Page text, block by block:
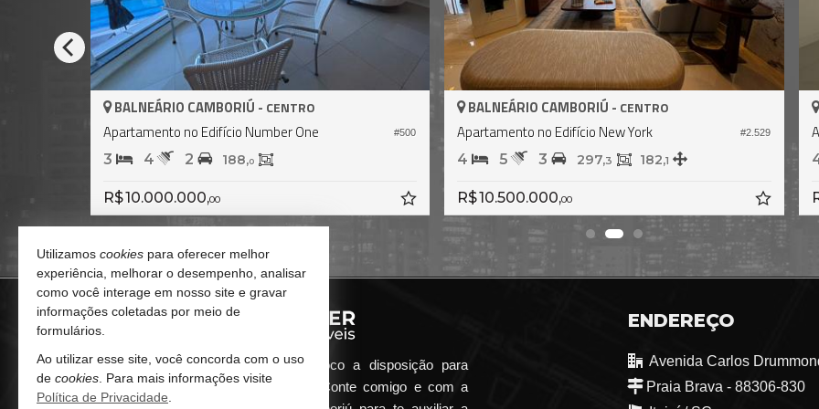
BALNEÁRIO CAMBORIÚ -CENTRO
Apartamento no Edifício Number One
4 2 188,
R$ 10.000.000,00
#2.529
BALNEÁRIO CAMBORIÚ -CENTRO
Apartamento no Edifício New York
5 3 297,3 182, 1
R$ 10.500.000,00 R$
Qualquer dúvida que surgir me coloco a disposição para
atender de maneira ágil e eficiente. Conte comigo e com a
ENDEREÇO
Avenida Carlos
Praia Brava - 88306-830
Utilizamos cookies para oferecer melhor
experiência, melhorar o desempenho, analisar
como você interage em nosso site e gravar
informações coletadas por meio de
formulários.
Ao utilizar esse site, você concorda com o uso
de cookies . Para mais informações visite
Política de Privacidade